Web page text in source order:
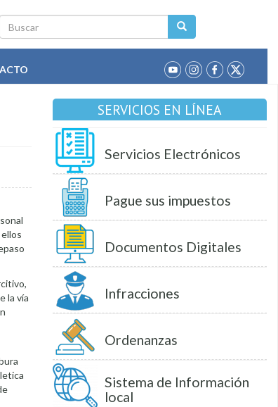
Buscar
la vía
SERVICIOS EN LÍNEA
Servicios Electrónicos
Pague sus impuestos
Documentos Digitales
Infracciones
Ordenanzas
Sistema de Información
local